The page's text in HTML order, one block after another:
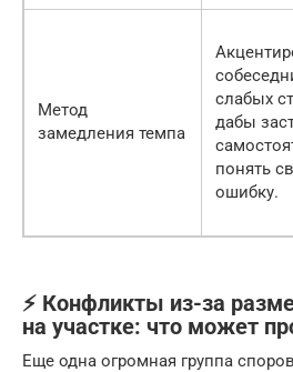
Метод
замедления темпа
слабых
дабы
понять
ошибку.
⚡ Конфликты из-за
на участке: что может
Еще одна огромная группа